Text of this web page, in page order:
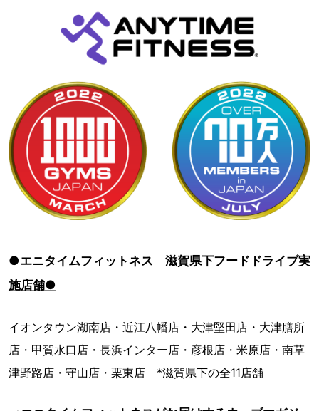
●エニタイムフィットネス 滋賀県下フードドライブ実
施店舗●
イオンタウン湖南店・近江八幡店・大津堅田店・大津膳所
店・甲賀水口店・長浜インター店・彦根店・米原店・南草
津野路店・守山店・栗東店 *滋賀県下の全11店舗